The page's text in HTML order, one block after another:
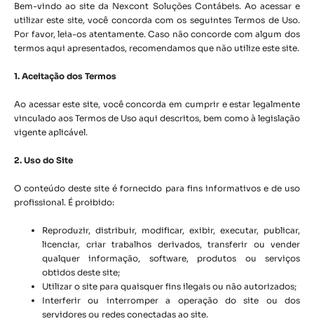
Bem-vindo ao site da Nexcont Soluções Contábeis. Ao acessar e
utilizar este site, você concorda com os seguintes Termos de Uso.
Por favor, leia-os atentamente. Caso não concorde com algum dos
termos aqui apresentados, recomendamos que não utilize este site.
1. Aceitação dos Termos
Ao acessar este site, você concorda em cumprir e estar legalmente
vinculado aos Termos de Uso aqui descritos, bem como à legislação
vigente aplicável.
2. Uso do Site
O conteúdo deste site é fornecido para fins informativos e de uso
profissional. É proibido:
Reproduzir, distribuir, modificar, exibir, executar, publicar,
licenciar, criar trabalhos derivados, transferir ou vender
qualquer informação, software, produtos ou serviços
obtidos deste site;
Utilizar o site para quaisquer fins ilegais ou não autorizados;
Interferir ou interromper a operação do site ou dos
servidores ou redes conectadas ao site.